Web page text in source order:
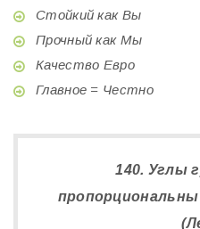
Стойкий как Вы
Прочный как Мы
Качество Евро
Главное = Честно
140. Углы